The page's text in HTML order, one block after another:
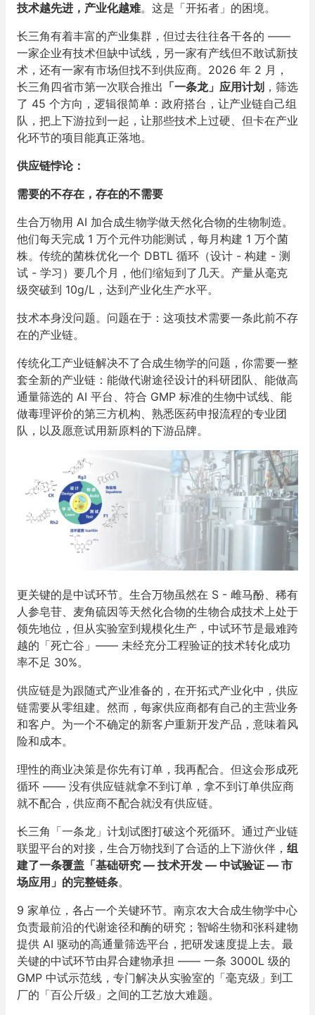
技术越先进，产业化越难。这是「开拓者」的困境。
长三角有着丰富的产业集群，但过去往往各干各的 ——
一家企业有技术但缺中试线，另一家有产线但不敢试新技
术，还有一家有市场但找不到供应商。2026 年 2 月，
长三角四省市第一次联合推出 「一条龙」应用计划 ，筛选
了 45 个方向，逻辑很简单：政府搭台，让产业链自己组
队，把上下游拉到一起，让那些技术上过硬、但卡在产业
化环节的项目能真正落地。
供应链悖论：
需要的不存在，存在的不需要
生合万物用 AI 加合成生物学做天然化合物的生物制造。
他们每天完成 1 万个元件功能测试，每月构建 1 万个菌
株。传统的菌株优化一个 DBTL 循环（设计 - 构建 - 测
试 - 学习）要几个月，他们缩短到了几天。产量从毫克
级突破到 10g/L，达到产业化生产水平。
技术本身没问题。问题在于：这项技术需要一条此前不存
在的产业链。
传统化工产业链解决不了合成生物学的问题，你需要一整
套全新的产业链：能做代谢途径设计的科研团队、能做高
通量筛选的 AI 平台、符合 GMP 标准的生物中试线、能
做毒理评价的第三方机构、熟悉医药申报流程的专业团
队，以及愿意试用新原料的下游品牌。
更关键的是中试环节。生合万物虽然在 S - 雌马酚、稀有
人参皂苷、麦角硫因等天然化合物的生物合成技术上处于
领先地位，但从实验室到规模化生产，中试环节是最难跨
越的「死亡谷」—— 未经充分工程验证的技术转化成功
率不足 30%。
供应链是为跟随式产业准备的，在开拓式产业化中，供应
链需要从零组建。然而，每家供应商都有自己的主营业务
和客户。为一个不确定的新客户重新开发产品，意味着风
险和成本。
理性的商业决策是你先有订单，我再配合。但这会形成死
循环 —— 没有供应链就拿不到订单，拿不到订单供应商
就不配合，供应商不配合就没有供应链。
长三角「一条龙」计划试图打破这个死循环。通过产业链
联盟平台的对接，生合万物找到了合适的上下游伙伴， 组
建了一条覆盖「基础研究 — 技术开发 — 中试验证 — 市
场应用」的完整链条。
9 家单位，各占一个关键环节。南京农大合成生物学中心
负责最前沿的代谢途径和酶的研究；智峪生物和张科建物
提供 AI 驱动的高通量筛选平台，把研发速度提上去。最
关键的中试环节由昇合建物承担 —— 一条 3000L 级的
GMP 中试示范线，专门解决从实验室的「毫克级」到工
厂的「百公斤级」之间的工艺放大难题。